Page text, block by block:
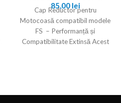
85,00 lei
Cap Reductor pentru
Motocoasă compatibil modele
FS – Performanță și
Compatibilitate Extinsă Acest